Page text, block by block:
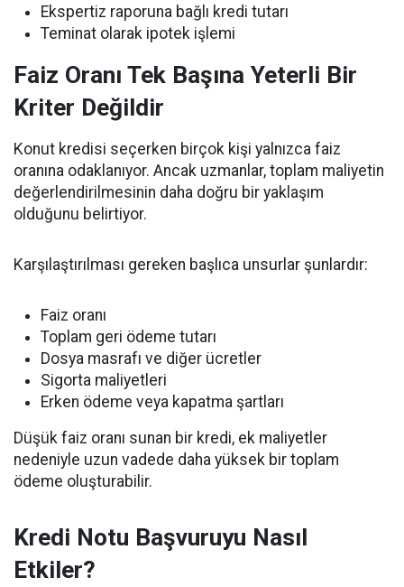
Ekspertiz raporuna bağlı kredi tutarı
Teminat olarak ipotek işlemi
Faiz Oranı Tek Başına Yeterli Bir
Kriter Değildir
Konut kredisi seçerken birçok kişi yalnızca faiz
oranına odaklanıyor. Ancak uzmanlar, toplam maliyetin
değerlendirilmesinin daha doğru bir yaklaşım
olduğunu belirtiyor.
Karşılaştırılması gereken başlıca unsurlar şunlardır:
Faiz oranı
Toplam geri ödeme tutarı
Dosya masrafı ve diğer ücretler
Sigorta maliyetleri
Erken ödeme veya kapatma şartları
Düşük faiz oranı sunan bir kredi, ek maliyetler
nedeniyle uzun vadede daha yüksek bir toplam
ödeme oluşturabilir.
Kredi Notu Başvuruyu Nasıl
Etkiler?